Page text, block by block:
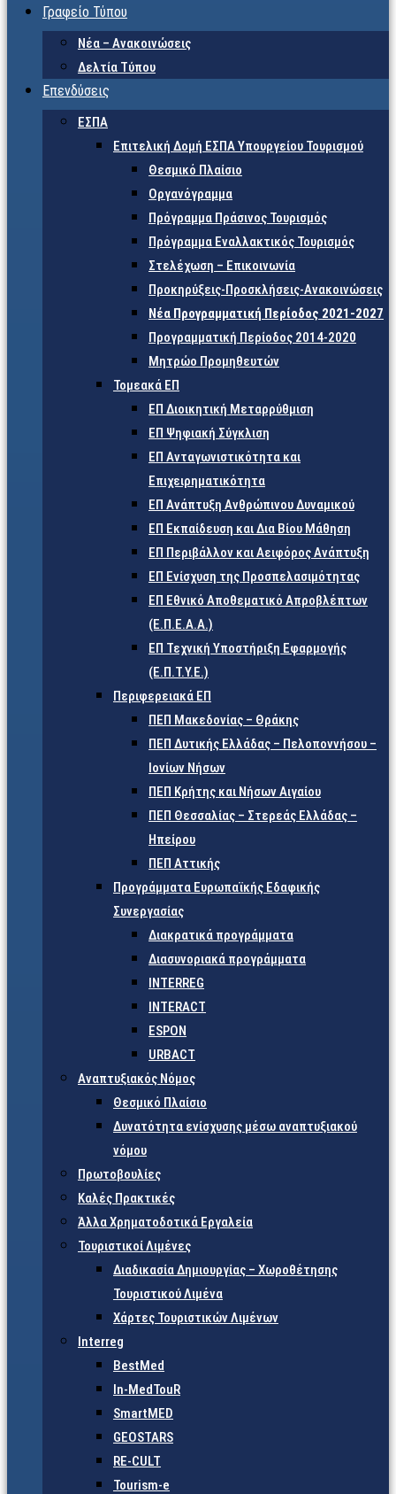
Γραφείο Τύπου
Νέα – Ανακοινώσεις
Δελτία Τύπου
Επενδύσεις
ΕΣΠΑ
Επιτελική Δομή ΕΣΠΑ Υπουργείου Τουρισμού
Θεσμικό Πλαίσιο
Οργανόγραμμα
Πρόγραμμα Πράσινος Τουρισμός
Πρόγραμμα Εναλλακτικός Τουρισμός
Στελέχωση – Επικοινωνία
Προκηρύξεις-Προσκλήσεις-Ανακοινώσεις
Νέα Προγραμματική Περίοδος 2021-2027
Προγραμματική Περίοδος 2014-2020
Μητρώο Προμηθευτών
Τομεακά ΕΠ
ΕΠ Διοικητική Μεταρρύθμιση
ΕΠ Ψηφιακή Σύγκλιση
ΕΠ Ανταγωνιστικότητα και
Επιχειρηματικότητα
ΕΠ Ανάπτυξη Ανθρώπινου Δυναμικού
ΕΠ Εκπαίδευση και Δια Βίου Μάθηση
ΕΠ Περιβάλλον και Αειφόρος Ανάπτυξη
ΕΠ Ενίσχυση της Προσπελασιμότητας
ΕΠ Εθνικό Αποθεματικό Απροβλέπτων
(Ε.Π.Ε.Α.Α.)
ΕΠ Τεχνική Υποστήριξη Εφαρμογής
(Ε.Π.Τ.Υ.Ε.)
Περιφερειακά ΕΠ
ΠΕΠ Μακεδονίας – Θράκης
ΠΕΠ Δυτικής Ελλάδας – Πελοποννήσου –
Ιονίων Νήσων
ΠΕΠ Κρήτης και Νήσων Αιγαίου
ΠΕΠ Θεσσαλίας – Στερεάς Ελλάδας –
Ηπείρου
ΠΕΠ Αττικής
Προγράμματα Ευρωπαϊκής Εδαφικής
Συνεργασίας
Διακρατικά προγράμματα
Διασυνοριακά προγράμματα
INTERREG
INTERACT
ESPON
URBACT
Αναπτυξιακός Νόμος
Θεσμικό Πλαίσιο
Δυνατότητα ενίσχυσης μέσω αναπτυξιακού
νόμου
Πρωτοβουλίες
Καλές Πρακτικές
Άλλα Χρηματοδοτικά Εργαλεία
Τουριστικοί Λιμένες
Διαδικασία Δημιουργίας – Χωροθέτησης
Τουριστικού Λιμένα
Χάρτες Τουριστικών Λιμένων
Interreg
BestMed
In-MedTouR
SmartMED
GEOSTARS
RE-CULT
Tourism-e